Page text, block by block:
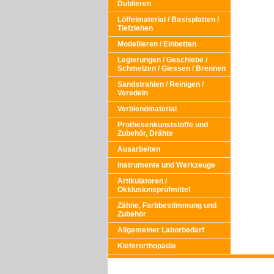
Dublieren
Löffelmaterial / Basisplatten /
Tiefziehen
Modellieren / Einbetten
Legierungen / Geschiebe /
Schmelzen / Giessen / Brennen
Sandstrahlen / Reinigen /
Veredeln
Verblendmaterial
Prothesenkunststoffe und
Zubehör, Drähte
Ausarbeiten
Instrumente und Werkzeuge
Artikulatoren /
Okklusionsprüfmittel
Zähne, Farbbestimmung und
Zubehör
Allgemeiner Laborbedarf
Kieferorthopädie